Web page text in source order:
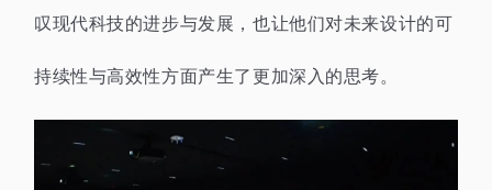
叹现代科技的进步与发展，也让他们对未来设计的可
持续性与高效性方面产生了更加深入的思考。